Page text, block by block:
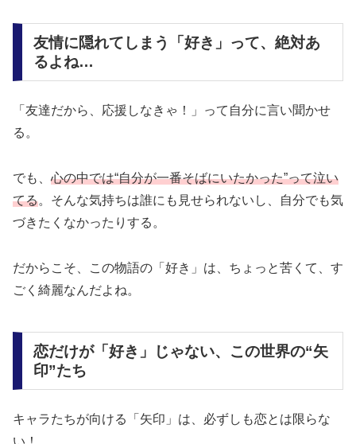
友情に隠れてしまう「好き」って、絶対あ
るよね…
「友達だから、応援しなきゃ！」って自分に言い聞かせ
る。
でも、 心の中では“自分が一番そばにいたかった”って泣い
てる。そんな気持ちは誰にも見せられないし、自分でも気
づきたくなかったりする。
だからこそ、この物語の「好き」は、 ちょっと苦くて、す
ごく綺麗なんだよね。
恋だけが「好き」じゃない、この世界の“矢
印”たち
キャラたちが向ける「矢印」は、必ずしも恋とは限らな